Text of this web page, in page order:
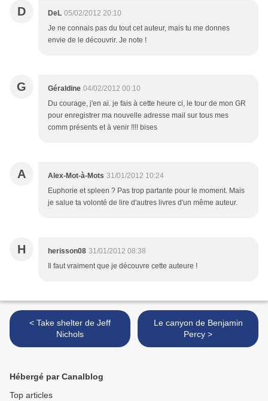
D DeL 05/02/2012 20:10
Je ne connais pas du tout cet auteur, mais tu me donnes
envie de le découvrir. Je note !
G Géraldine 04/02/2012 00:10
Du courage, j'en ai. je fais à cette heure ci, le tour de mon GR
pour enregistrer ma nouvelle adresse mail sur tous mes
comm présents et à venir !!!! bises
A Alex-Mot-à-Mots 31/01/2012 10:24
Euphorie et spleen ? Pas trop partante pour le moment. Mais
je salue ta volonté de lire d'autres livres d'un même auteur.
H herisson08 31/01/2012 08:38
Il faut vraiment que je découvre cette auteure !
< Take shelter de Jeff
Nichols
Le canyon de Benjamin
Percy >
Hébergé par Canalblog
Top articles